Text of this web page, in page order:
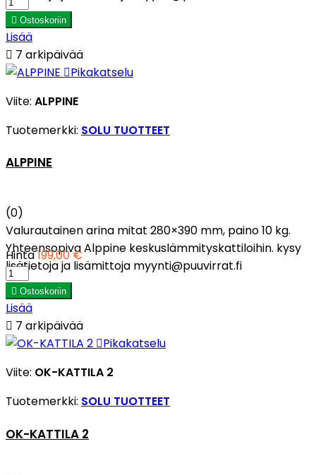
 Ostoskoriin
Lisää
 7 arkipäivää
Pikakatselu
Viite: ALPPINE
Tuotemerkki: SOLU TUOTTEET
ALPPINE
(0)
Valurautainen arina mitat 280×390 mm, paino 10 kg.
Yhteensopiva Alppine keskuslämmityskattiloihin. kysy
lisätietoja ja lisämittoja myynti@puuvirrat.fi
Hinta199,00 €
 Ostoskoriin
Lisää
 7 arkipäivää
Pikakatselu
Viite: OK-KATTILA 2
Tuotemerkki: SOLU TUOTTEET
OK-KATTILA 2